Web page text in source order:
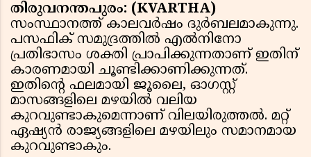
തിരുവനന്തപുരം: (KVARTHA)
സംസ്ഥാനത്ത് കാലവർഷം ദുർബലമാകുന്നു.
പസഫിക് സമുദ്രത്തിൽ എൽനിനോ
പ്രതിഭാസം ശക്തി പ്രാപിക്കുന്നതാണ് ഇതിന്
കാരണമായി ചൂണ്ടിക്കാണിക്കുന്നത്.
ഇതിൻ്റെ ഫലമായി ജൂലൈ, ഓഗസ്റ്റ്
മാസങ്ങളിലെ മഴയിൽ വലിയ
കുറവുണ്ടാകുമെന്നാണ് വിലയിരുത്തൽ. മറ്റ്
ഏഷ്യൻ രാജ്യങ്ങളിലെ മഴയിലും സമാനമായ
കുറവുണ്ടാകും.